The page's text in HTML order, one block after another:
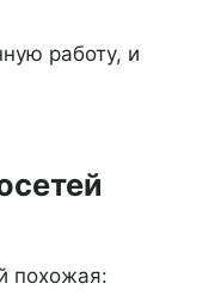
работу, и
похожая: